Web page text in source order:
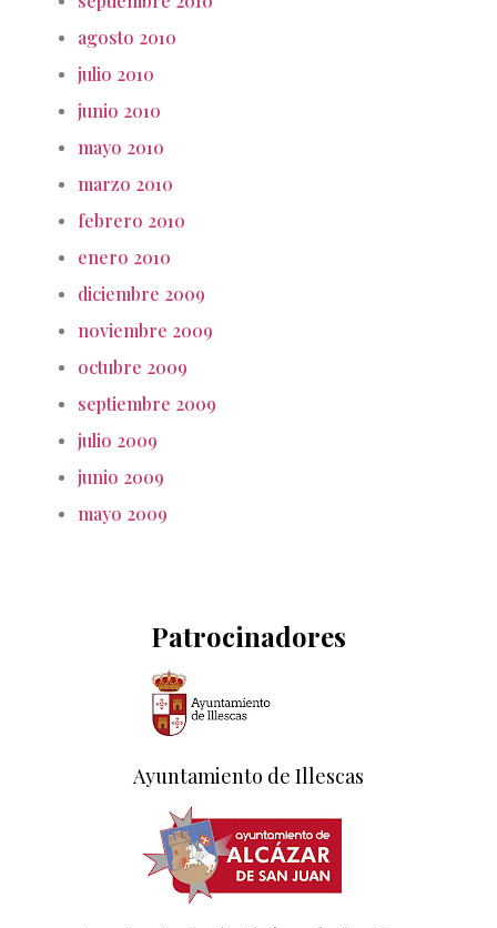
agosto 2010
julio 2010
junio 2010
mayo 2010
marzo 2010
febrero 2010
enero 2010
diciembre 2009
noviembre 2009
octubre 2009
septiembre 2009
julio 2009
junio 2009
mayo 2009
Patrocinadores
Ayuntamiento de Illescas